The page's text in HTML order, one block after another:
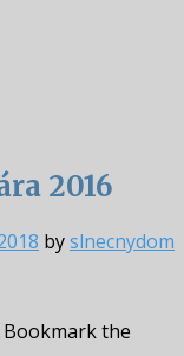
2016
byslnecnydom
Bookmark the